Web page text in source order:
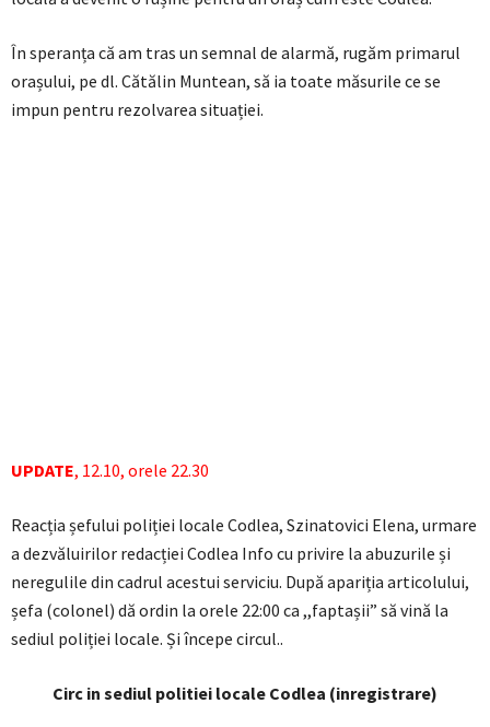
În speranța că am tras un semnal de alarmă, rugăm primarul
orașului, pe dl. Cătălin Muntean, să ia toate măsurile ce se
impun pentru rezolvarea situației.
UPDATE, 12.10, orele 22.30
Reacția șefului poliției locale Codlea, Szinatovici Elena, urmare
a dezvăluirilor redacției Codlea Info cu privire la abuzurile și
neregulile din cadrul acestui serviciu. După apariția articolului,
șefa (colonel) dă ordin la orele 22:00 ca ,,faptașii” să vină la
sediul poliției locale. Și începe circul..
Circ in sediul politiei locale Codlea (inregistrare)